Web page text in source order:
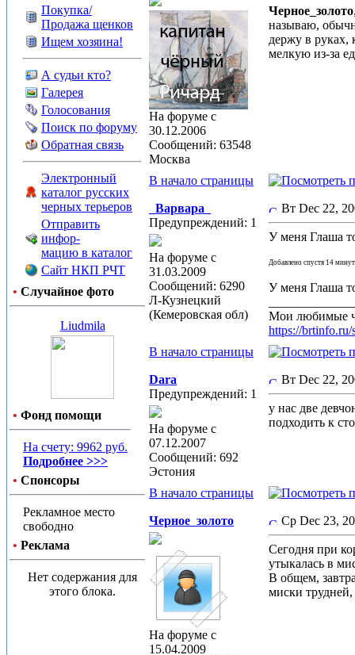
Покупка/
Продажа щенков
Ищем хозяина!
А судьи кто?
Галерея
Голосования
Поиск по форуму
Обратная связь
Электронный
каталог русских
черных терьеров
Отправить
инфор-
мацию в каталог
Сайт НКП РЧТ
• Случайное фото
Liudmila
• Фонд помощи
На счету: 9962 руб.
Подробнее >>>
• Спонсоры
Рекламное место
свободно
• Реклама
Нет содержания для
этого блока.
На форуме с
30.12.2006
Сообщений: 63548
Москва
Черное_золото
называю,
держу в руках,
мелкую из-за
В начало страницы
_Варвара_
Предупреждений: 1
На форуме с
31.03.2009
Сообщений: 6290
Л-Кузнецкий
(Кемеровская обл)
Вт Dec 22,
У меня Глаша
Добавлено спустя 14
У меня Глаша
Мои любимые
https://
В начало страницы
Dara
Предупреждений: 1
На форуме с
07.12.2007
Сообщений: 692
Эстония
Вт Dec 22,
у нас две
подходить к
В начало страницы
Черное_золото
На форуме с
15.04.2009
Ср Dec 23,
Сегодня при
утыкалась в
В общем,
миски